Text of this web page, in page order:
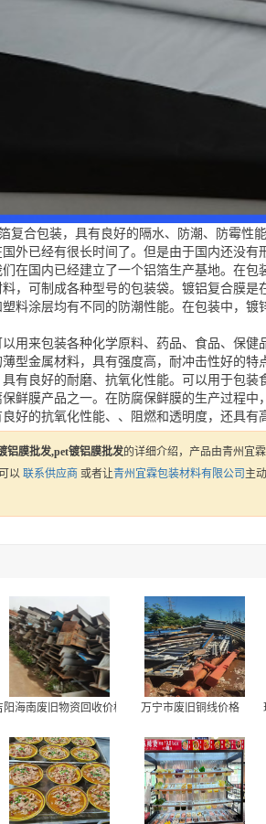
复合包装，具有良好的隔水、防潮、防霉性
外已经有很长时间了。但是由于国内还没
在国内已经建立了一个铝箔生产基地。在
，可制成各种型号的包装袋。镀铝复合膜
料涂层均有不同的防潮性能。在包装中，
用来包装各种化学原料、药品、食品、保
型金属材料，具有强度高，耐冲击性好的
有良好的耐磨、抗氧化性能。可以用于包
鲜膜产品之一。在防腐保鲜膜的生产过程
好的抗氧化性能、、阻燃和透明度，还具有
铝膜批发,pet镀铝膜批发的详细介绍，产品由青州宜
以 联系供应商 或者让青州宜霖包装材料有限公司 主
阳海南废旧物资回收价格 万宁市废旧铜线价格